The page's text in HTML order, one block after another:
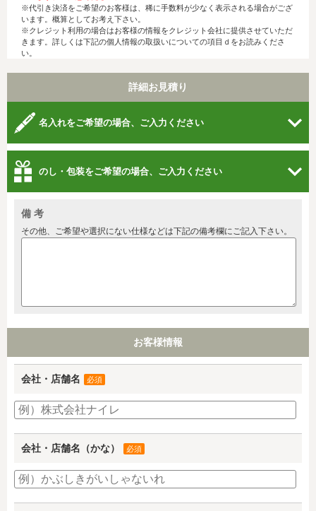
※代引き決済をご希望のお客様は、稀に手数料が少なく表示される場合がござ
います。概算としてお考え下さい。
※クレジット利用の場合はお客様の情報をクレジット会社に提供させていただ
きます。詳しくは下記の個人情報の取扱いについての項目ｄをお読みくださ
い。
詳細お見積り
名入れをご希望の場合、ご入力ください
のし・包装をご希望の場合、ご入力ください
備 考
その他、ご希望や選択にない仕様などは下記の備考欄にご記入下さい。
お客様情報
会社・店舗名 必須
会社・店舗名（かな） 必須